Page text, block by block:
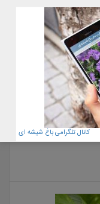
کانال تلگرامی باغ شیشه ای